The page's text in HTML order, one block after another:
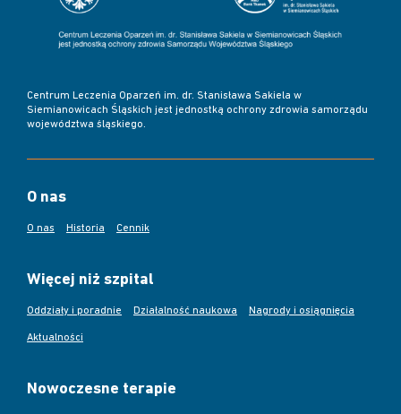
Centrum Leczenia Oparzeń im. dr. Stanisława Sakiela w
Siemianowicach Śląskich jest jednostką ochrony zdrowia samorządu
województwa śląskiego.
O nas
O nas Historia Cennik
Więcej niż szpital
Oddziały i poradnie Działalność naukowa Nagrody i osiągnięcia
Aktualności
Nowoczesne terapie